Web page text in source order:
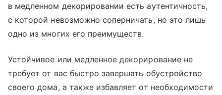
в медленном декорировании есть аутентичность,
с которой невозможно соперничать, но это лишь
одно из многих его преимуществ.
Устойчивое или медленное декорирование не
требует от вас быстро завершать обустройство
своего дома, а также избавляет от необходимости